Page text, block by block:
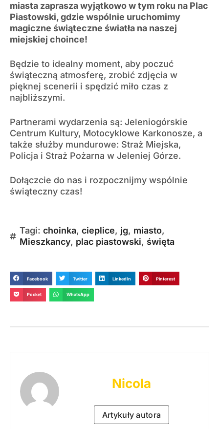
miasta zaprasza wyjątkowo w tym roku na Plac
Piastowski, gdzie wspólnie uruchomimy
magiczne świąteczne światła na naszej
miejskiej choince!
Będzie to idealny moment, aby poczuć
świąteczną atmosferę, zrobić zdjęcia w
pięknej scenerii i spędzić miło czas z
najbliższymi.
Partnerami wydarzenia są: Jeleniogórskie
Centrum Kultury, Motocyklowe Karkonosze, a
także służby mundurowe: Straż Miejska,
Policja i Straż Pożarna w Jeleniej Górze.
Dołączcie do nas i rozpocznijmy wspólnie
świąteczny czas!
Tagi: choinka, cieplice, jg, miasto,
Mieszkancy, plac piastowski, święta
Facebook Twitter LinkedIn Pinterest
Pocket WhatsApp
Nicola
Artykuły autora